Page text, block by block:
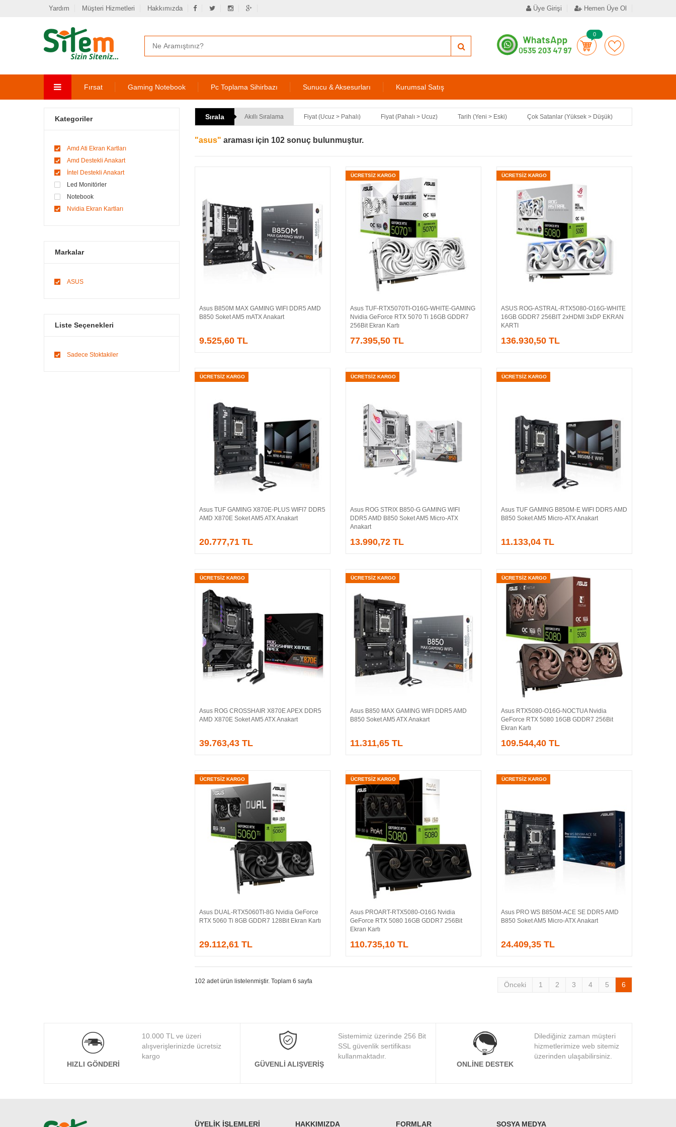
Yardım Müşteri Hizmetleri Hakkımızda Üye Girişi Hemen Üye Ol
0
Fırsat Gaming Notebook Pc Toplama Sihirbazı Sunucu & Aksesurları Kurumsal Satış
Kategoriler
Amd Ati Ekran Kartları
Amd Destekli Anakart
İntel Destekli Anakart
Led Monitörler
Notebook
Nvidia Ekran Kartları
Markalar
ASUS
Liste Seçenekleri
Sadece Stoktakiler
Sırala Akıllı Sıralama Fiyat (Ucuz > Pahalı) Fiyat (Pahalı > Ucuz) Tarih (Yeni > Eski) Çok Satanlar (Yüksek > Düşük)
"asus" araması için 102 sonuç bulunmuştur.
Sepete Ekle
Asus B850M MAX GAMING WIFI DDR5 AMD
B850 Soket AM5 mATX Anakart
9.525,60 TL
Sepete Ekle
ÜCRETSİZ KARGO
Asus TUF-RTX5070TI-O16G-WHITE-GAMING
Nvidia GeForce RTX 5070 Ti 16GB GDDR7
256Bit Ekran Kartı
77.395,50 TL
Sepete Ekle
ÜCRETSİZ KARGO
ASUS ROG-ASTRAL-RTX5080-O16G-WHITE
16GB GDDR7 256BIT 2xHDMI 3xDP EKRAN
KARTI
136.930,50 TL
Sepete Ekle
ÜCRETSİZ KARGO
Asus TUF GAMING X870E-PLUS WIFI7 DDR5
AMD X870E Soket AM5 ATX Anakart
20.777,71 TL
Sepete Ekle
ÜCRETSİZ KARGO
Asus ROG STRIX B850-G GAMING WIFI
DDR5 AMD B850 Soket AM5 Micro-ATX
Anakart
13.990,72 TL
Sepete Ekle
ÜCRETSİZ KARGO
Asus TUF GAMING B850M-E WIFI DDR5 AMD
B850 Soket AM5 Micro-ATX Anakart
11.133,04 TL
Sepete Ekle
ÜCRETSİZ KARGO
Asus ROG CROSSHAIR X870E APEX DDR5
AMD X870E Soket AM5 ATX Anakart
39.763,43 TL
Sepete Ekle
ÜCRETSİZ KARGO
Asus B850 MAX GAMING WIFI DDR5 AMD
B850 Soket AM5 ATX Anakart
11.311,65 TL
Sepete Ekle
ÜCRETSİZ KARGO
Asus RTX5080-O16G-NOCTUA Nvidia
GeForce RTX 5080 16GB GDDR7 256Bit
Ekran Kartı
109.544,40 TL
Sepete Ekle
ÜCRETSİZ KARGO
Asus DUAL-RTX5060TI-8G Nvidia GeForce
RTX 5060 Ti 8GB GDDR7 128Bit Ekran Kartı
29.112,61 TL
Sepete Ekle
ÜCRETSİZ KARGO
Asus PROART-RTX5080-O16G Nvidia
GeForce RTX 5080 16GB GDDR7 256Bit
Ekran Kartı
110.735,10 TL
Sepete Ekle
ÜCRETSİZ KARGO
Asus PRO WS B850M-ACE SE DDR5 AMD
B850 Soket AM5 Micro-ATX Anakart
24.409,35 TL
Önceki 1 2 3 4 5 6
102 adet ürün listelenmiştir. Toplam 6 sayfa
HIZLI GÖNDERI
10.000 TL ve üzeri
alışverişlerinizde ücretsiz
kargo
GÜVENLI ALIŞVERIŞ
Sistemimiz üzerinde 256 Bit
SSL güvenlik sertifikası
kullanmaktadır.
ONLINE DESTEK
Dilediğiniz zaman müşteri
hizmetlerimize web sitemiz
üzerinden ulaşabilirsiniz.
ÜYELIK İŞLEMLERI HAKKIMIZDA FORMLAR SOSYA MEDYA